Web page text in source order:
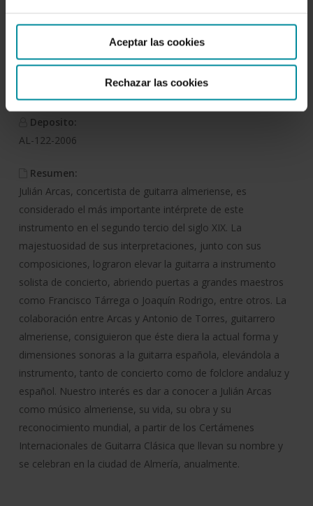
Aceptar las cookies
Rechazar las cookies
Música y Escuela CEP Almería
Deposito:
AL-122-2006
Resumen:
Julián Arcas, concertista de guitarra almeriense, es
considerado el más importante intérprete de este
instrumento en el segundo tercio del siglo XIX. La
majestuosidad de sus interpretaciones, junto con sus
composiciones, lograron elevar la guitarra a instrumento
solista de concierto, abriendo puertas a grandes maestros
como Francisco Tárrega o Joaquín Rodrigo, entre otros. La
colaboración entre Arcas y Antonio de Torres, guitarrero
almeriense, consiguieron que éste diera la actual forma y
dimensiones sonoras a la guitarra española, elevándola a
instrumento, tanto de concierto como de folclore andaluz y
español. Nuestro interés es dar a conocer a Julián Arcas
como músico almeriense, su vida, su obra y su
reconocimiento mundial, a partir de los Certámenes
Internacionales de Guitarra Clásica que llevan su nombre y
se celebran en la ciudad de Almería, anualmente.